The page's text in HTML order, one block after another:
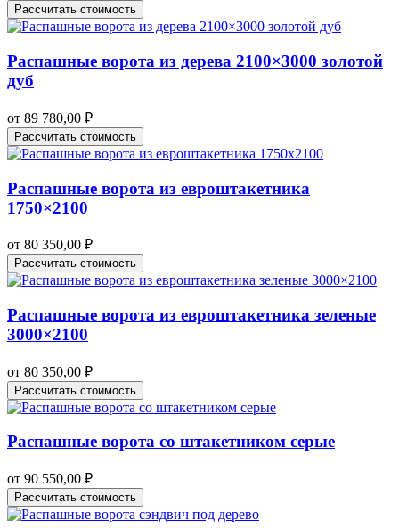
Рассчитать стоимость
Распашные ворота из дерева 2100×3000 золотой
дуб
от 89 780,00 ₽
Рассчитать стоимость
Распашные ворота из евроштакетника
1750×2100
от 80 350,00 ₽
Рассчитать стоимость
Распашные ворота из евроштакетника зеленые
3000×2100
от 80 350,00 ₽
Рассчитать стоимость
Распашные ворота со штакетником серые
от 90 550,00 ₽
Рассчитать стоимость